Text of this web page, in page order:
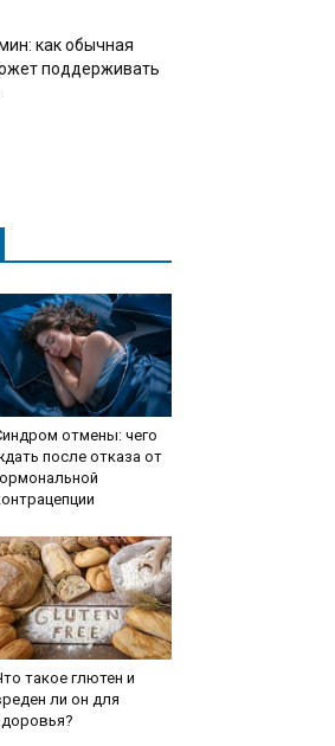
как обычная
поддерживать
отмены: чего
после отказа от
такое глютен и
ли он для